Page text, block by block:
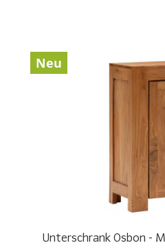
Neu
Unterschrank Osbon -